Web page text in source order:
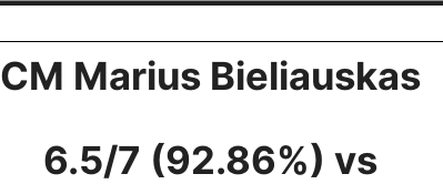
CM Marius Bieliauskas
6.5/7 (92.86%) vs